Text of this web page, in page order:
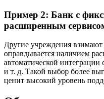
Пример 2: Банк с
расширенным
Другие учреждения
оправдывается наличием
автоматической
и т. д. Такой выбор более
ценит высокий уровень